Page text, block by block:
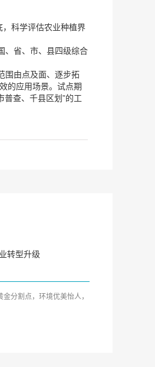
科学评估农业种植界
、省、市、县四级综合
围由点及面、逐步拓
的应用场景。试点期
查、千县区划”的工
转型升级
分割点，环境优美怡人，